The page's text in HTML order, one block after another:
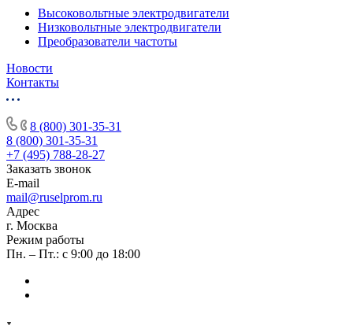
Высоковольтные электродвигатели
Низковольтные электродвигатели
Преобразователи частоты
Новости
Контакты
8 (800) 301-35-31
8 (800) 301-35-31
+7 (495) 788-28-27
Заказать звонок
E-mail
mail@ruselprom.ru
Адрес
г. Москва
Режим работы
Пн. – Пт.: с 9:00 до 18:00